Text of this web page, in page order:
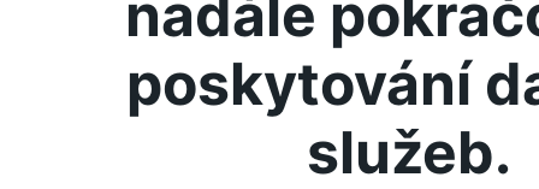
nadále
poskytování
služeb.